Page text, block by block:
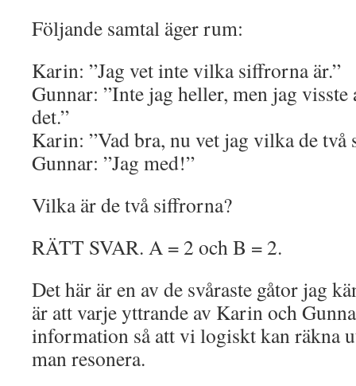
Följande samtal äger rum:
Karin: ”Jag vet inte vilka siffrorna är.”
Gunnar: ”Inte jag heller, men jag
det.”
Karin: ”Vad bra, nu vet jag vilka de
Gunnar: ”Jag med!”
Vilka är de två siffrorna?
RÄTT SVAR. A = 2 och B = 2.
Det här är en av de svåraste gåtor jag
är att varje yttrande av Karin och
information så att vi logiskt kan räkna
man resonera.